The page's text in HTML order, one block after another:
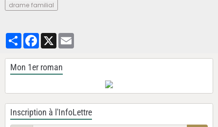
drame familial
PartagerFacebook
X
Mon 1er roman
Inscription à l'InfoLettre